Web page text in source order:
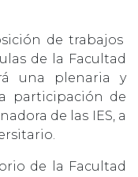
de trabajos
de la Facultad
una plenaria y
participación de
de las IES, a
de la Facultad